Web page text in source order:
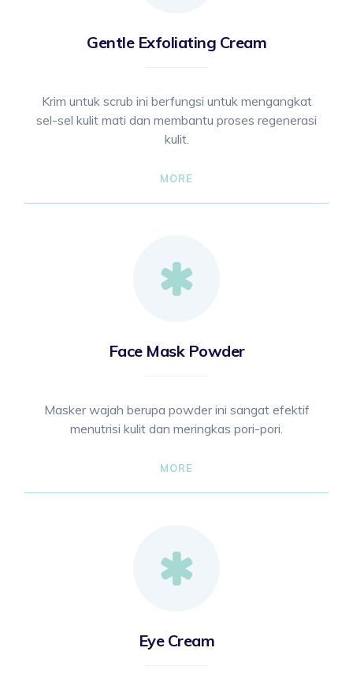
Gentle Exfoliating Cream
Krim untuk scrub ini berfungsi untuk mengangkat
sel-sel kulit mati dan membantu proses regenerasi
kulit.
MORE
Face Mask Powder
Masker wajah berupa powder ini sangat efektif
menutrisi kulit dan meringkas pori-pori.
MORE
Eye Cream